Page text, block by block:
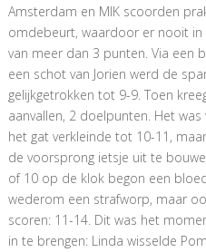
Amsterdam en MIK scoorden
omdebeurt, waardoor er nooit
van meer dan 3 punten. Via een
een schot van Jorien werd de
gelijkgetrokken tot 9-9. Toen
aanvallen, 2 doelpunten. Het
het gat verkleinde tot 10-11,
de voorsprong ietsje uit te
of 10 op de klok begon een
wederom een strafworp, maar
scoren: 11-14. Dit was het
in te brengen: Linda wisselde